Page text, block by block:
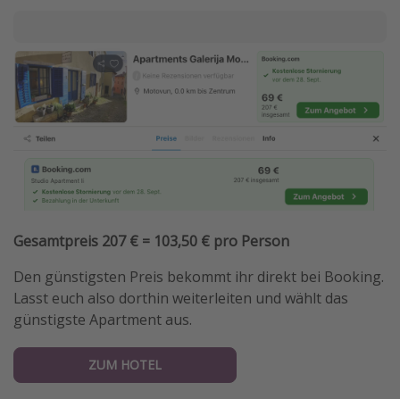
Gesamtpreis 207 € = 103,50 € pro Person
Den günstigsten Preis bekommt ihr direkt bei Booking.
Lasst euch also dorthin weiterleiten und wählt das
günstigste Apartment aus.
ZUM HOTEL